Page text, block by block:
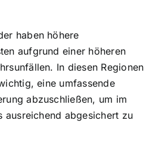
haben höhere
aufgrund einer höheren
In diesen Regionen
eine umfassende
abzuschließen, um im
ausreichend abgesichert zu